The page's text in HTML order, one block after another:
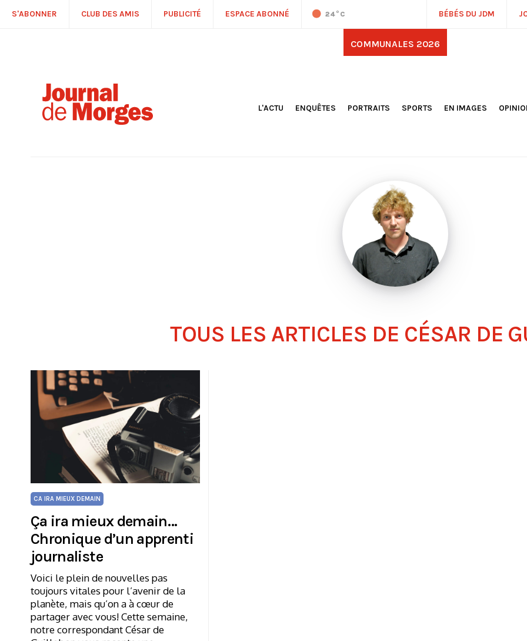
S'ABONNER CLUB DES AMIS PUBLICITÉ ESPACE ABONNÉ 24°C BÉBÉS DU JDM
COMMUNALES 2026
L'ACTU
ENQUÊTES PORTRAITS
SPORTS
EN IMAGES
TOUS LES ARTICLES DE CÉSAR DE
CA IRA MIEUX DEMAIN
Ça ira mieux demain…
Chronique d’un apprenti
journaliste
Voici le plein de nouvelles pas
toujours vitales pour l’avenir de la
planète, mais qu’on a à cœur de
partager avec vous! Cette semaine,
notre correspondant César de